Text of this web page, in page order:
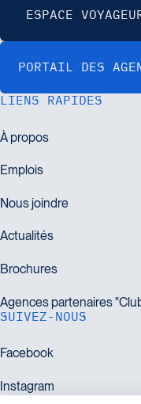
LIENS RAPIDES
SUIVEZ-NOUS